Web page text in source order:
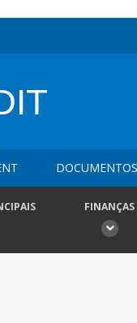
DOCUMENTOS
FINANÇAS